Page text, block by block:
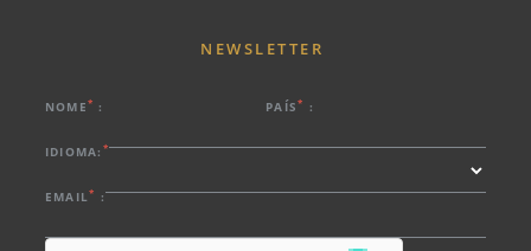
NOME * : PAÍS* :
IDIOMA: *
EMAIL* :
NEWSLETTER